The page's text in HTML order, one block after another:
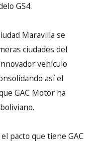
GS4.
Maravilla se
ciudades del
vehículo
así el
GAC Motor ha
pacto que tiene GAC